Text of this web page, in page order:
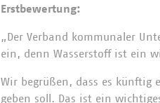
Erstbewertung:
„Der Verband kommunaler
ein, denn Wasserstoff ist ein
Wir begrüßen, dass es künftig
geben soll. Das ist ein